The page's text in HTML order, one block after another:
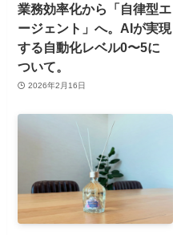
業務効率化から「自律型エ
ージェント」へ。AIが実現
する自動化レベル0〜5に
ついて。
2026年2月16日